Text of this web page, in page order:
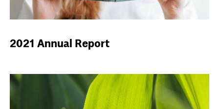
2021 Annual Report